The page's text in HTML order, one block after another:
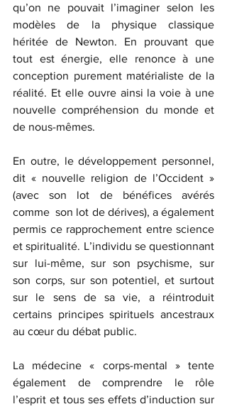
qu’on ne pouvait l’imaginer selon les
modèles de la physique classique
héritée de Newton. En prouvant que
tout est énergie, elle renonce à une
conception purement matérialiste de la
réalité. Et elle ouvre ainsi la voie à une
nouvelle compréhension du monde et
de nous-mêmes.
En outre, le développement personnel,
dit « nouvelle religion de l’Occident »
(avec son lot de bénéfices avérés
comme  son lot de dérives), a également
permis ce rapprochement entre science
et spiritualité. L’individu se questionnant
sur lui-même, sur son psychisme, sur
son corps, sur son potentiel, et surtout
sur le sens de sa vie, a réintroduit
certains principes spirituels ancestraux
au cœur du débat public.
La médecine « corps-mental » tente
également de comprendre le rôle
l’esprit et tous ses effets d’induction sur